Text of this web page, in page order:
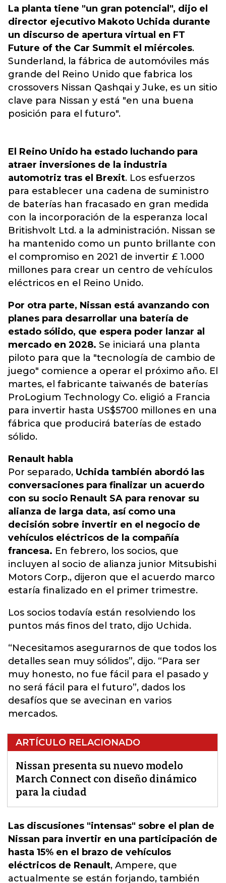
La planta tiene "un gran potencial", dijo el
director ejecutivo Makoto Uchida durante
un discurso de apertura virtual en FT
Future of the Car Summit el miércoles.
Sunderland, la fábrica de automóviles más
grande del Reino Unido que fabrica los
crossovers Nissan Qashqai y Juke, es un sitio
clave para Nissan y está "en una buena
posición para el futuro".
El Reino Unido ha estado luchando para
atraer inversiones de la industria
automotriz tras el Brexit. Los esfuerzos
para establecer una cadena de suministro
de baterías han fracasado en gran medida
con la incorporación de la esperanza local
Britishvolt Ltd. a la administración. Nissan se
ha mantenido como un punto brillante con
el compromiso en 2021 de invertir £ 1.000
millones para crear un centro de vehículos
eléctricos en el Reino Unido.
Por otra parte, Nissan está avanzando con
planes para desarrollar una batería de
estado sólido, que espera poder lanzar al
mercado en 2028. Se iniciará una planta
piloto para que la "tecnología de cambio de
juego" comience a operar el próximo año. El
martes, el fabricante taiwanés de baterías
ProLogium Technology Co. eligió a Francia
para invertir hasta US$5700 millones en una
fábrica que producirá baterías de estado
sólido.
Renault habla
Por separado, Uchida también abordó las
conversaciones para finalizar un acuerdo
con su socio Renault SA para renovar su
alianza de larga data, así como una
decisión sobre invertir en el negocio de
vehículos eléctricos de la compañía
francesa. En febrero, los socios, que
incluyen al socio de alianza junior Mitsubishi
Motors Corp., dijeron que el acuerdo marco
estaría finalizado en el primer trimestre.
Los socios todavía están resolviendo los
puntos más finos del trato, dijo Uchida.
“Necesitamos asegurarnos de que todos los
detalles sean muy sólidos”, dijo. “Para ser
muy honesto, no fue fácil para el pasado y
no será fácil para el futuro”, dados los
desafíos que se avecinan en varios
mercados.
ARTÍCULO RELACIONADO
Nissan presenta su nuevo modelo
March Connect con diseño dinámico
para la ciudad
Las discusiones "intensas" sobre el plan de
Nissan para invertir en una participación de
hasta 15% en el brazo de vehículos
eléctricos de Renault, Ampere, que
actualmente se están forjando, también